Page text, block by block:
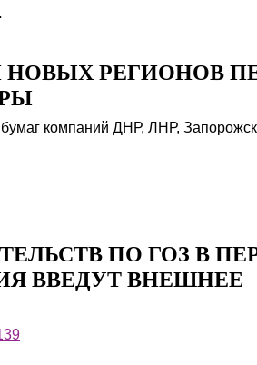
РЕГИОНОВ
компаний ДНР, ЛНР,
ПО ГОЗ В
ВВЕДУТ ВНЕШНЕЕ